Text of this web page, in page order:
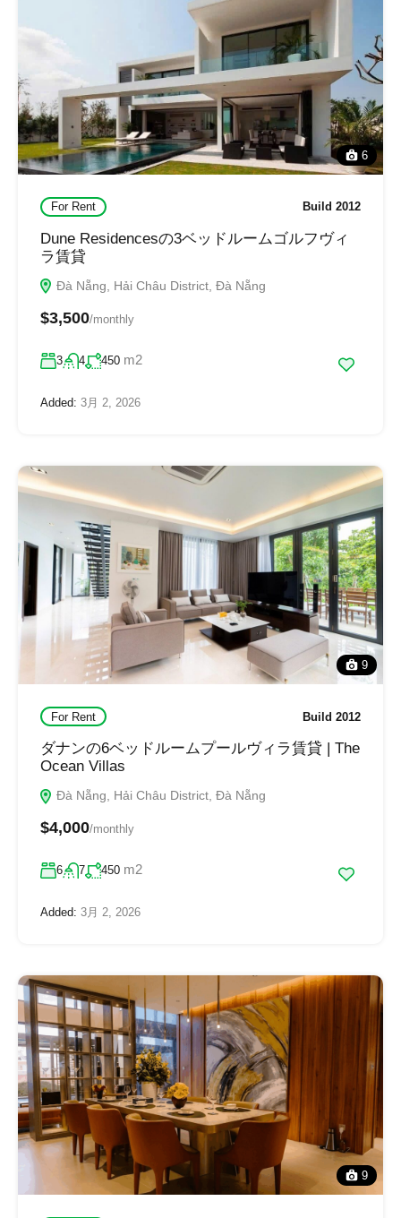
6
For Rent Build 2012
Dune Residencesの3ベッドルームゴルフヴィ
ラ賃貸
Đà Nẵng, Hải Châu District, Đà Nẵng
$3,500/monthly
3 4 450 m2
Added: 3月 2, 2026
9
For Rent Build 2012
ダナンの6ベッドルームプールヴィラ賃貸 | The
Ocean Villas
Đà Nẵng, Hải Châu District, Đà Nẵng
$4,000/monthly
6 7 450 m2
Added: 3月 2, 2026
9